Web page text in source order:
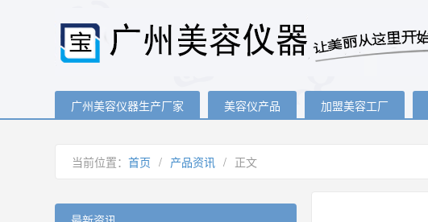
广州美容仪器生产厂家 美容仪产品 加盟美容工厂
当前位置： 首页 / 产品资讯 / 正文